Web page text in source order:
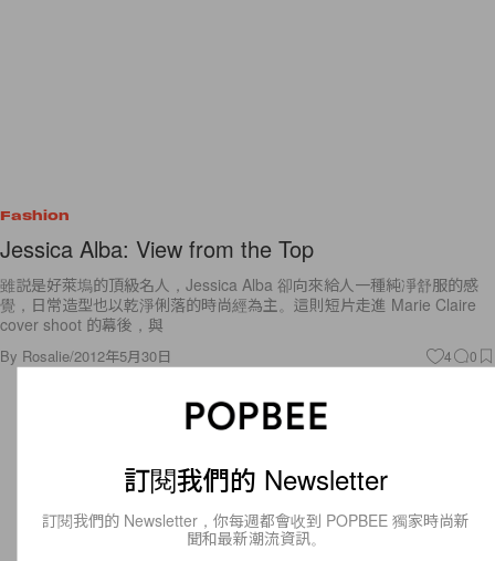
Fashion
Jessica Alba: View from the Top
雖説是好萊塢的頂級名人，Jessica Alba 卻向來給人一種純凈舒服的感
覺，日常造型也以乾淨俐落的時尚經為主。這則短片走進 Marie Claire
cover shoot 的幕後，與
By Rosalie/2012年5月30日 4 0
訂閱我們的 Newsletter
訂閱我們的 Newsletter，你每週都會收到 POPBEE 獨家時尚新
聞和最新潮流資訊。